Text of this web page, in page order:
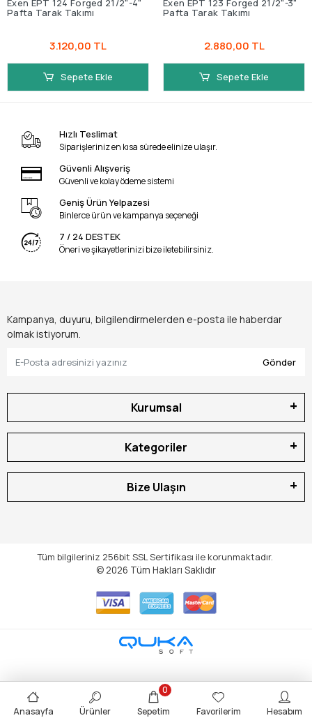
Exen EPT 124 Forged 21/2"-4"
Pafta Tarak Takımı
3.120,00 TL
Sepete Ekle
Exen EPT 123 Forged 21/2"-3"
Pafta Tarak Takımı
2.880,00 TL
Sepete Ekle
Hızlı Teslimat
Siparişleriniz en kısa sürede elinize ulaşır.
Güvenli Alışveriş
Güvenli ve kolay ödeme sistemi
Geniş Ürün Yelpazesi
Binlerce ürün ve kampanya seçeneği
7 / 24 DESTEK
Öneri ve şikayetlerinizi bize iletebilirsiniz.
Kampanya, duyuru, bilgilendirmelerden e-posta ile haberdar
olmak istiyorum.
Gönder
Kurumsal
Kategoriler
Bize Ulaşın
Tüm bilgileriniz 256bit SSL Sertifikası ile korunmaktadır.
© 2026 Tüm Hakları Saklıdır
Anasayfa Ürünler Sepetim
0
Favorilerim
Hesabım